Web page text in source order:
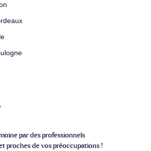
par des professionnels
proches de vos préoccupations !